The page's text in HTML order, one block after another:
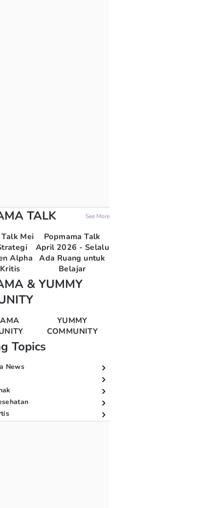
TALK See More
Mei
Alpha
Popmama Talk
April 2026 - Selalu
Ada Ruang untuk
Belajar
& YUMMY
YUMMY
COMMUNITY
Topics
News